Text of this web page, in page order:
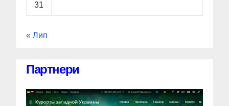
31
« Лип
Партнери